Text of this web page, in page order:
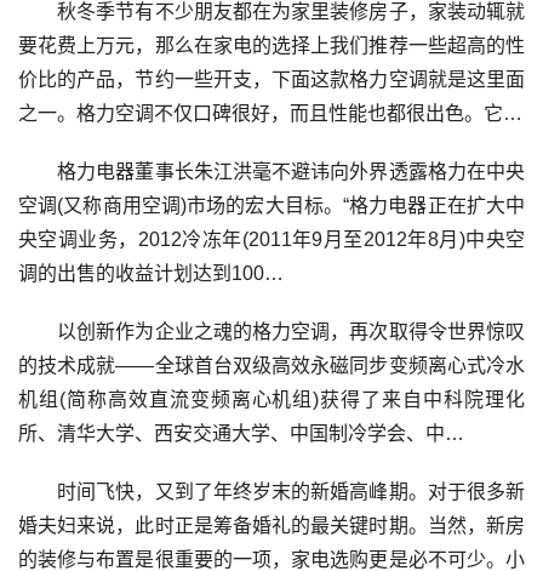
秋冬季节有不少朋友都在为家里装修房子，家装动辄就
要花费上万元，那么在家电的选择上我们推荐一些超高的性
价比的产品，节约一些开支，下面这款格力空调就是这里面
之一。格力空调不仅口碑很好，而且性能也都很出色。它…
格力电器董事长朱江洪毫不避讳向外界透露格力在中央
空调(又称商用空调)市场的宏大目标。“格力电器正在扩大中
央空调业务，2012冷冻年(2011年9月至2012年8月)中央空
调的出售的收益计划达到100…
以创新作为企业之魂的格力空调，再次取得令世界惊叹
的技术成就——全球首台双级高效永磁同步变频离心式冷水
机组(简称高效直流变频离心机组)获得了来自中科院理化
所、清华大学、西安交通大学、中国制冷学会、中…
时间飞快，又到了年终岁末的新婚高峰期。对于很多新
婚夫妇来说，此时正是筹备婚礼的最关键时期。当然，新房
的装修与布置是很重要的一项，家电选购更是必不可少。小